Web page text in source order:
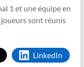
1 et une équipe en
joueurs sont réunis
LinkedIn